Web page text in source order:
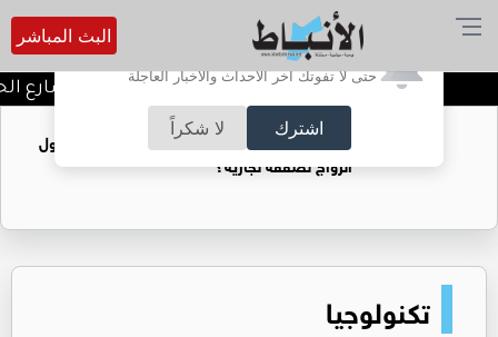
أترغب في تفعيل الإشعارات؟
حتى لا تفوتك آخر الأحداث والأخبار العاجلة
اشترك لا شكراً
البث المباشر
توقيف شبكات دعارة في شارع
فتيات يستغللنه لتحقيق مكاسب مادية.. هل تحول
الزواج لصفقة تجارية؟
تكنولوجيا